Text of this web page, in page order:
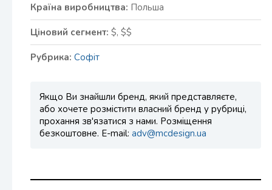
Країна виробництва: Польша
Ціновий сегмент: $, $$
Рубрика: Софіт
Якщо Ви знайшли бренд, який представляєте,
або хочете розмістити власний бренд у рубриці,
прохання зв'язатися з нами. Розміщення
безкоштовне. E-mail: adv@mcdesign.ua